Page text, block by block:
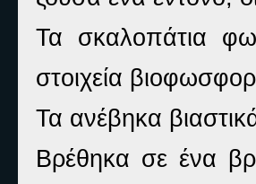
Τα σκαλοπάτια
στοιχεία
Τα ανέβηκα
Βρέθηκα σε ένα